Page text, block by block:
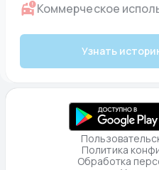
Коммерческое
Узнать
Политика
Обработка